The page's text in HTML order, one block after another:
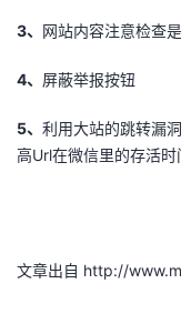
3、 网站内容注意检查
4、 屏蔽举报按钮
5、 利用大站的跳转漏
高Url在微信里的存活时
文章出自 http://